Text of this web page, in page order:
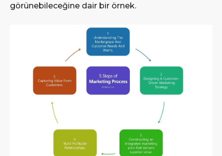
görünebileceğine dair bir örnek.